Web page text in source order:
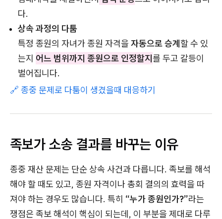
다.
상속 과정의 다툼
특정 종원의 자녀가 종원 자격을 자동으로 승계할 수 있
는지 어느 범위까지 종원으로 인정할지를 두고 갈등이
벌어집니다.
🔗 종중 문제로 다툼이 생겼을때 대응하기
족보가 소송 결과를 바꾸는 이유
종중 재산 문제는 단순 상속 사건과 다릅니다. 족보를 해석
해야 할 때도 있고, 종원 자격이나 총회 결의의 효력을 따
져야 하는 경우도 많습니다. 특히 “누가 종원인가?”라는
쟁점은 족보 해석이 핵심이 되는데, 이 부분을 제대로 다루